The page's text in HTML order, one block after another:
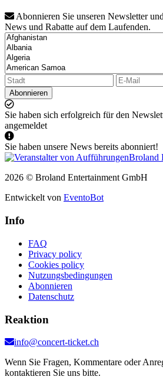
Abonnieren Sie unseren Newsletter
News und Rabatte auf dem Laufenden.
Abonnieren
Sie haben sich erfolgreich für den
angemeldet
Sie haben unsere News bereits abonniert!
2026 © Broland Entertainment GmbH
Entwickelt von EventoBot
Info
FAQ
Privacy policy
Cookies policy
Nutzungsbedingungen
Abonnieren
Datenschutz
Reaktion
info@concert-ticket.ch
Wenn Sie Fragen, Kommentare oder
kontaktieren Sie uns bitte.